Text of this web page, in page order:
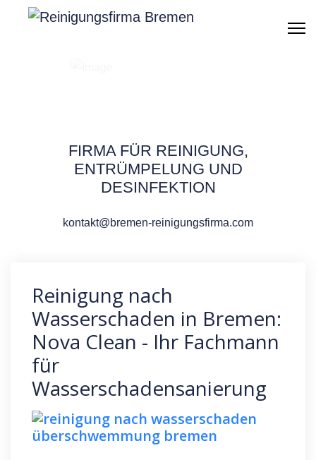
FIRMA FÜR REINIGUNG,
ENTRÜMPELUNG UND
DESINFEKTION
kontakt@bremen-reinigungsfirma.com
Reinigung nach
Wasserschaden in Bremen:
Nova Clean - Ihr Fachmann
für
Wasserschadensanierung